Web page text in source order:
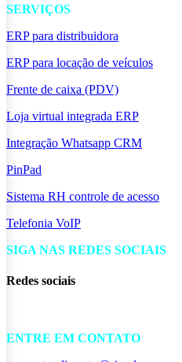
SERVIÇOS
ERP para distribuidora
ERP para locação de veículos
Frente de caixa (PDV)
Loja virtual integrada ERP
Integração Whatsapp CRM
PinPad
Sistema RH controle de acesso
Telefonia VoIP
SIGA NAS REDES SOCIAIS
Redes sociais
ENTRE EM CONTATO